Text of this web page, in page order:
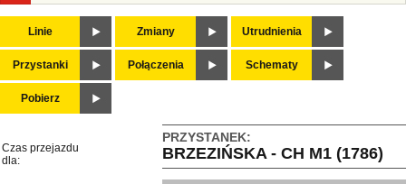
Linie Zmiany Utrudnienia
Przystanki Połączenia Schematy
Pobierz
PRZYSTANEK:
BRZEZIŃSKA - CH M1 (1786)
Czas przejazdu
dla: